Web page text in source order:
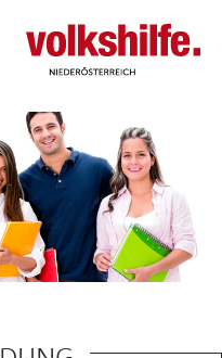
Niederösterreich